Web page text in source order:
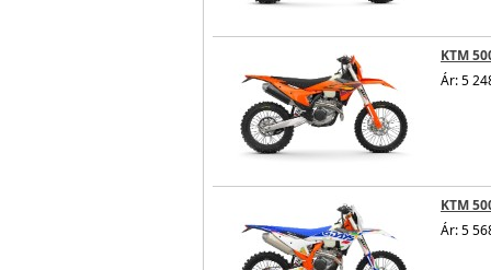
KTM
Ár: 5
KTM
Ár: 5